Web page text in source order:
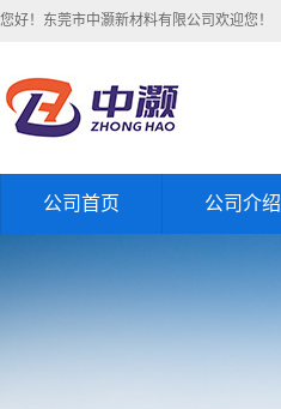
您好！东莞市中灏新材料有限公司欢迎您！
公司首页 公司介绍